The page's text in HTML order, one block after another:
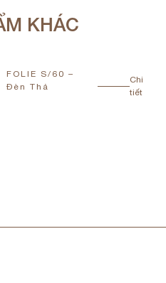
KHÁC
FOLIE S/60 –
Đèn Thả
Chi
tiết